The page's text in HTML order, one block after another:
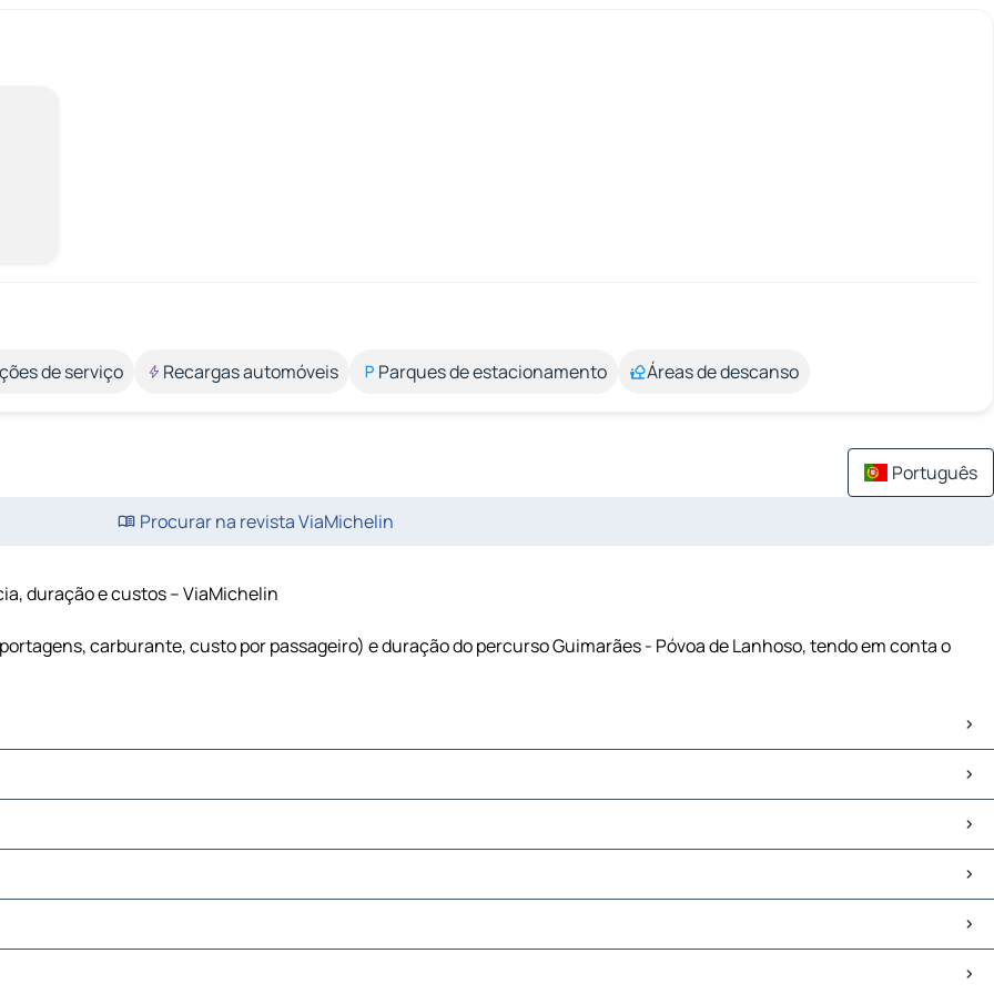
de serviço Recargas automóveis Parques de estacionamento Áreas de descanso
Português
Procurar na revista ViaMichelin
duração e custos – ViaMichelin
carburante, custo por passageiro) e duração do percurso Guimarães - Póvoa de Lanhoso, tendo em conta o